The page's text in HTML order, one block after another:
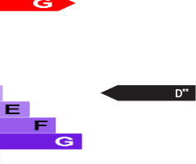
D**